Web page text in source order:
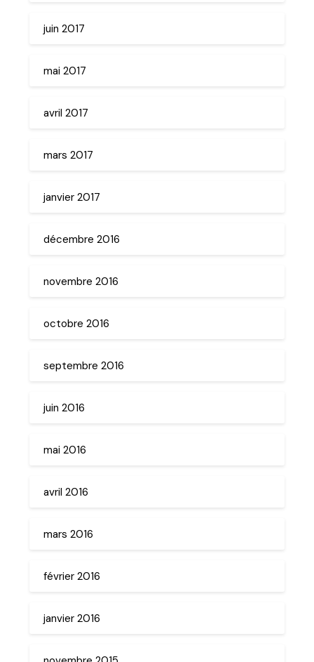
juin 2017
mai 2017
avril 2017
mars 2017
janvier 2017
décembre 2016
novembre 2016
octobre 2016
septembre 2016
juin 2016
mai 2016
avril 2016
mars 2016
février 2016
janvier 2016